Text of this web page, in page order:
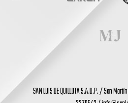
SAN LUIS DE QUILLOTA S.A.D.P. / San